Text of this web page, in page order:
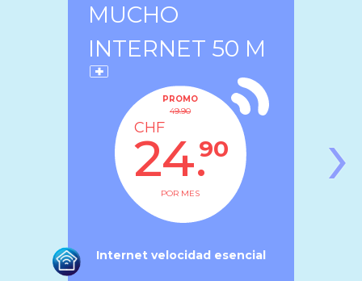
MUCHO
INTERNET 50 M
PROMO
49.90
CHF
24.90
POR MES
Internet velocidad esencial
›